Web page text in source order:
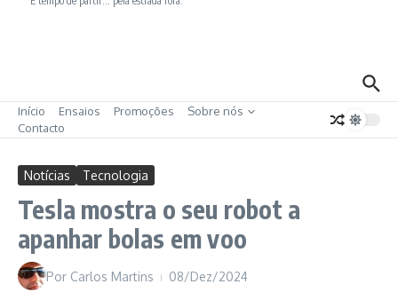
Início Ensaios Promoções
Sobre nós
Contacto
Notícias Tecnologia
Tesla mostra o seu robot a
apanhar bolas em voo
Por Carlos Martins 08/Dez/2024